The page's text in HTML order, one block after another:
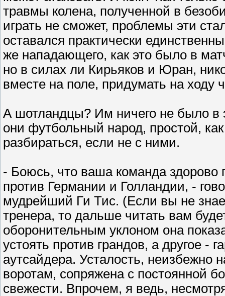
травмы колена, полученной в
играть не сможет, проблемы эти
оставался практически
же нападающего, как это было в
но в силах ли Кирьяков и Юран,
вместе на поле, придумать на ходу
А шотландцы? Им ничего не было в
они футбольный народ, простой,
разбираться, если не с ними.
- Боюсь, что ваша команда здорово
против Германии и Голландии, -
мудрейший Ги Тис. (Если вы не
тренера, то дальше читать вам
оборонительным уклоном она
устоять против грандов, а другое -
аутсайдера. Усталость, неизбежно
воротам, сопряжена с постоянной
свежести. Впрочем, я ведь,